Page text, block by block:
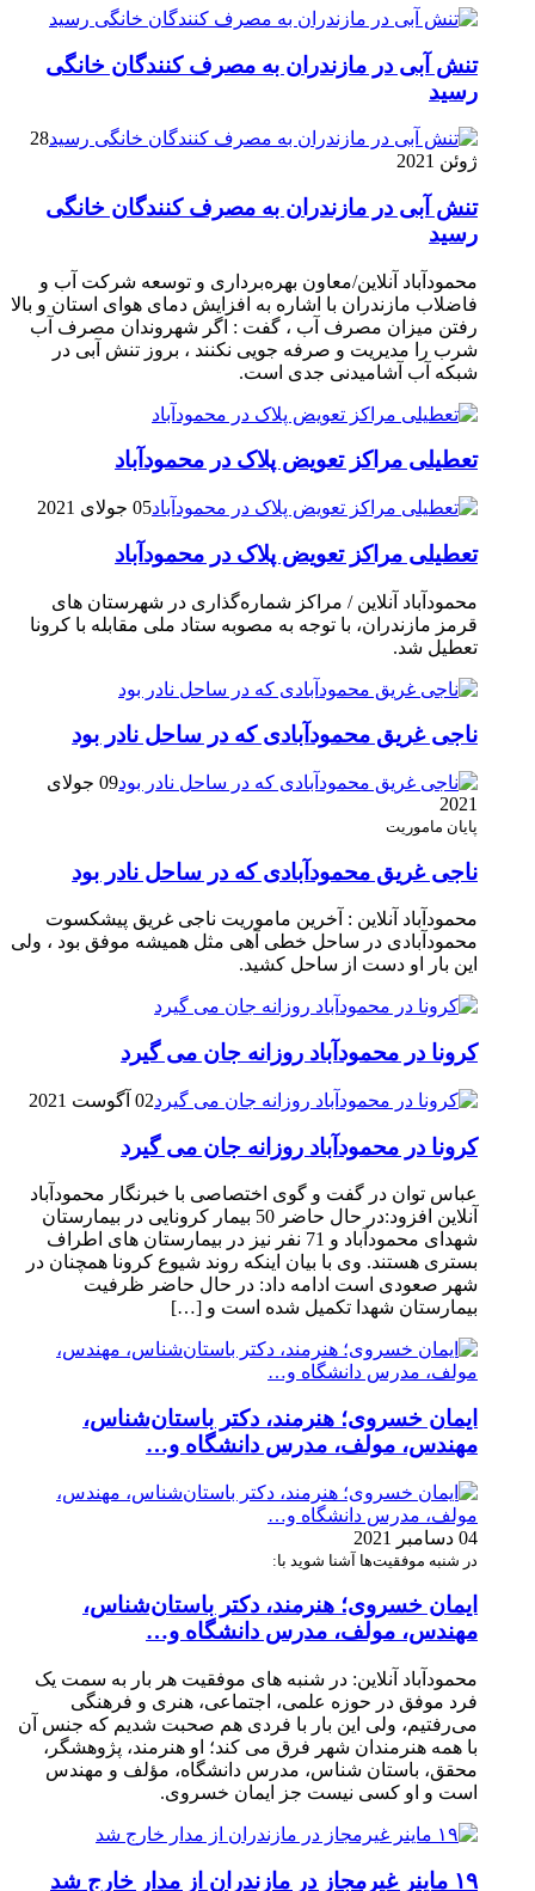
تنش آبی در مازندران به مصرف كنندگان خانگی
رسيد
28
ژوئن 2021
تنش آبی در مازندران به مصرف كنندگان خانگی
رسيد
محمودآباد آنلاین/معاون بهره‌برداری و توسعه شرکت آب و
فاضلاب مازندران با اشاره به افزایش دمای هوای استان و بالا
رفتن میزان مصرف آب ، گفت : اگر شهروندان مصرف آب
شرب را مدیریت و صرفه جویی نکنند ، بروز تنش آبی در
شبکه آب آشامیدنی جدی است.
تعطیلی مراکز تعویض پلاک در محمودآباد
05 جولای 2021
تعطیلی مراکز تعویض پلاک در محمودآباد
محمودآباد آنلاین / مراکز شماره‌گذاری در شهر‌ستان های
قرمز مازندران، با توجه به مصوبه ستاد ملی مقابله با کرونا
تعطیل شد.
ناجی غریق محمودآبادی که در ساحل نادر بود
09 جولای
2021
پایان ماموریت
ناجی غریق محمودآبادی که در ساحل نادر بود
محمودآباد آنلاین : آخرین ماموریت ناجی غریق پیشکسوت
محمودآبادی در ساحل خطی آهی مثل همیشه موفق بود ، ولی
این بار او دست از ساحل کشید.
کرونا در محمودآباد روزانه جان می گیرد
02 آگوست 2021
کرونا در محمودآباد روزانه جان می گیرد
عباس توان در گفت و گوی اختصاصی با خبرنگار محمودآباد
آنلاین افزود:در حال حاضر 50 بیمار کرونایی در بیمارستان
شهدای محمودآباد و 71 نفر نیز در بیمارستان های اطراف
بستری هستند. وی با بیان اینکه روند شیوع کرونا همچنان در
شهر صعودی است ادامه داد: در حال حاضر ظرفیت
بیمارستان شهدا تکمیل شده است و […]
ایمان خسروی؛ هنرمند، دکتر باستان‌شناس،
مهندس، مولف، مدرس دانشگاه و…
04 دسامبر 2021
در شنبه موفقیت‌ها آشنا شوید با:
ایمان خسروی؛ هنرمند، دکتر باستان‌شناس،
مهندس، مولف، مدرس دانشگاه و…
محمودآباد آنلاین: در شنبه های موفقیت هر بار به سمت یک
فرد موفق در حوزه علمی، اجتماعی، هنری و فرهنگی
می‌رفتیم، ولی این بار با فردی هم صحبت شدیم که جنس آن
با همه هنرمندان شهر فرق می کند؛ او هنرمند، پژوهشگر،
محقق، باستان شناس، مدرس دانشگاه، مؤلف و مهندس
است و او کسی نیست جز ایمان خسروی.
۱۹ ماینر غیرمجاز در مازندران از مدار خارج شد